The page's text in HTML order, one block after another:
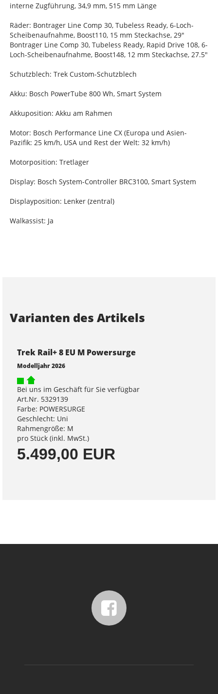
interne Zugführung, 34,9 mm, 515 mm Länge
Räder: Bontrager Line Comp 30, Tubeless Ready, 6-Loch-
Scheibenaufnahme, Boost110, 15 mm Steckachse, 29"
Bontrager Line Comp 30, Tubeless Ready, Rapid Drive 108, 6-
Loch-Scheibenaufnahme, Boost148, 12 mm Steckachse, 27.5"
Schutzblech: Trek Custom-Schutzblech
Akku: Bosch PowerTube 800 Wh, Smart System
Akkuposition: Akku am Rahmen
Motor: Bosch Performance Line CX (Europa und Asien-
Pazifik: 25 km/h, USA und Rest der Welt: 32 km/h)
Motorposition: Tretlager
Display: Bosch System-Controller BRC3100, Smart System
Displayposition: Lenker (zentral)
Walkassist: Ja
Varianten des Artikels
Trek Rail+ 8 EU M Powersurge
Modelljahr 2026
Bei uns im Geschäft für Sie verfügbar
Art.Nr. 5329139
Farbe: POWERSURGE
Geschlecht: Uni
Rahmengröße: M
pro Stück (inkl. MwSt.)
5.499,00 EUR